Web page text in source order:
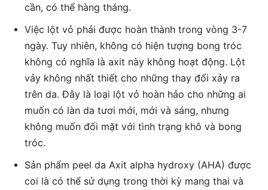
cần, có thể hàng tháng.
Việc lột vỏ phải được hoàn thành trong vòng 3-7
ngày. Tuy nhiên, không có hiện tượng bong tróc
không có nghĩa là axit này không hoạt động. Lột
vảy không nhất thiết cho những thay đổi xảy ra
trên da. Đây là loại lột vỏ hoàn hảo cho những ai
muốn có làn da tươi mới, mới và sáng, nhưng
không muốn đối mặt với tình trạng khô và bong
tróc.
Sản phẩm peel da Axit alpha hydroxy (AHA) được
coi là có thể sử dụng trong thời kỳ mang thai và